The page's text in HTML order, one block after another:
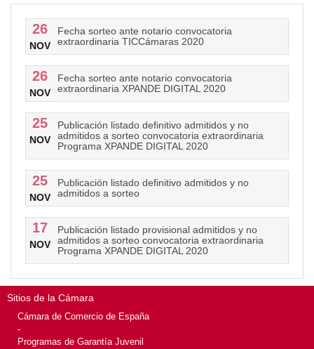
26
NOV
Fecha sorteo ante notario convocatoria
extraordinaria TICCámaras 2020
26
NOV
Fecha sorteo ante notario convocatoria
extraordinaria XPANDE DIGITAL 2020
25
NOV
Publicación listado definitivo admitidos y no
admitidos a sorteo convocatoria extraordinaria
Programa XPANDE DIGITAL 2020
25
NOV
Publicación listado definitivo admitidos y no
admitidos a sorteo
17
NOV
Publicación listado provisional admitidos y no
admitidos a sorteo convocatoria extraordinaria
Programa XPANDE DIGITAL 2020
Sitios de la Cámara
Cámara de Comercio de España
-
Programas de Garantía Juvenil